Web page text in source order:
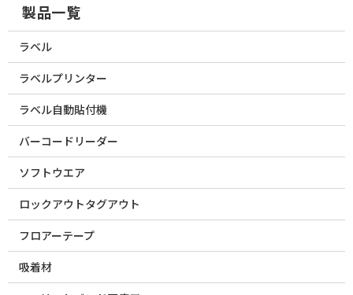
製品一覧
ラベル
ラベルプリンター
ラベル自動貼付機
バーコードリーダー
ソフトウエア
ロックアウトタグアウト
フロアーテープ
吸着材